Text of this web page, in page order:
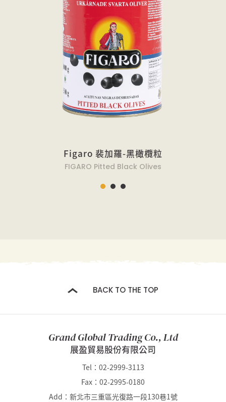
Figaro 裴加羅-黑橄欖粒
FIGARO Pitted Black Olives
BACK TO THE TOP
Grand Global Trading Co., Ltd
展盈貿易股份有限公司
Tel：02-2999-3113
Fax：02-2995-0180
Add：新北市三重區光復路一段130巷1號